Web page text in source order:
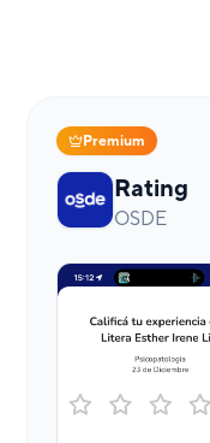
Premium
Rating
OSDE